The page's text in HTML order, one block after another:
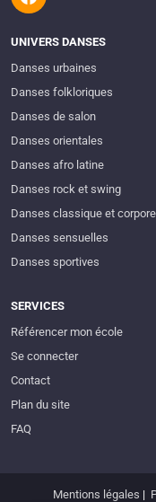
UNIVERS DANSES
Danses urbaines
Danses folkloriques
Danses de salon
Danses orientales
Danses afro latine
Danses rock et swing
Danses classique et
Danses sensuelles
Danses sportives
SERVICES
Référencer mon école
Se connecter
Contact
Plan du site
FAQ
Mentions légales |